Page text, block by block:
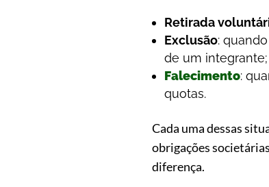
Retirada
Exclusão:
de um integrante;
Falecimento:
quotas.
Cada uma dessas
obrigações
diferença.